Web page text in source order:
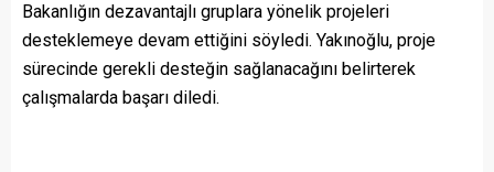
Bakanlığın dezavantajlı gruplara yönelik projeleri
desteklemeye devam ettiğini söyledi. Yakınoğlu, proje
sürecinde gerekli desteğin sağlanacağını belirterek
çalışmalarda başarı diledi.